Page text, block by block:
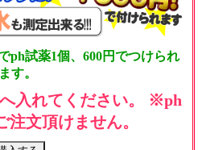
ph試薬1個、600円でつけられ
ます。
入れてください。 ※ph
注文頂けません。